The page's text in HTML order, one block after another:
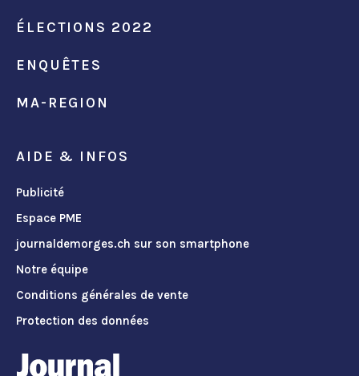
ÉLECTIONS 2022
ENQUÊTES
MA-REGION
AIDE & INFOS
Publicité
Espace PME
journaldemorges.ch sur son smartphone
Notre équipe
Conditions générales de vente
Protection des données